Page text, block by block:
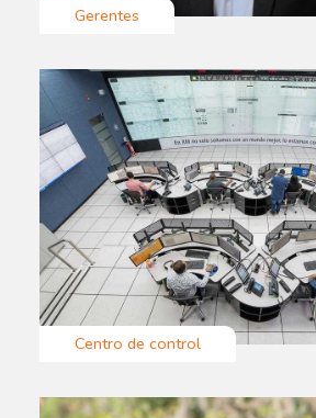
Gerentes
Centro de control